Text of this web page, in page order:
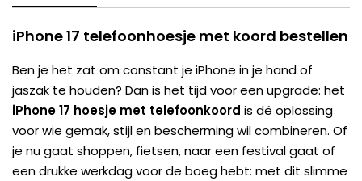
iPhone 17 telefoonhoesje met koord bestellen
Ben je het zat om constant je iPhone in je hand of
jaszak te houden? Dan is het tijd voor een upgrade: het
iPhone 17 hoesje met telefoonkoord is dé oplossing
voor wie gemak, stijl en bescherming wil combineren. Of
je nu gaat shoppen, fietsen, naar een festival gaat of
een drukke werkdag voor de boeg hebt: met dit slimme